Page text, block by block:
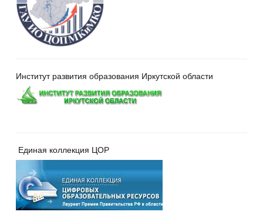
Институт развития образования Иркутской области
Единая коллекция ЦОР